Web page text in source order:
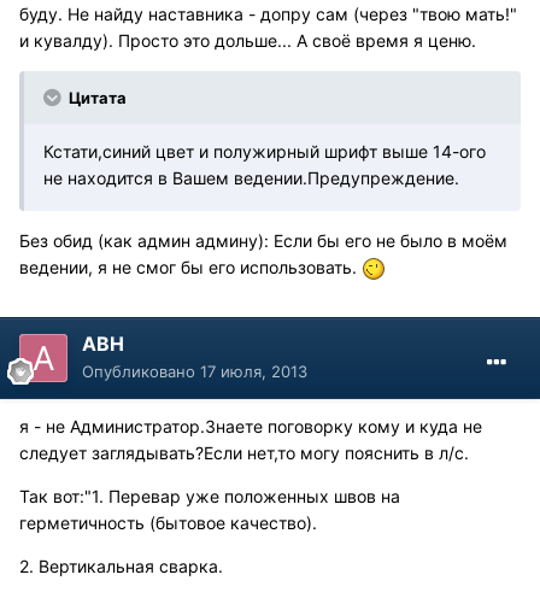
буду. Не найду наставника - допру сам (через "твою мать!"
и кувалду). Просто это дольше... А своё время я ценю.
Цитата
Кстати,синий цвет и полужирный шрифт выше 14-ого
не находится в Вашем ведении.Предупреждение.
Без обид (как админ админу): Если бы его не было в моём
ведении, я не смог бы его использовать.
АВН
Опубликовано 17 июля, 2013
я - не Администратор.Знаете поговорку кому и куда не
следует заглядывать?Если нет,то могу пояснить в л/с.
Так вот:"1. Перевар уже положенных швов на
герметичность (бытовое качество).
2. Вертикальная сварка.